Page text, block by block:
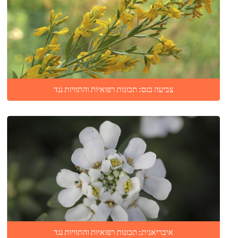
צביעה בגס: תכונות רפואיות והתוויות נגד
איבריאנית: תכונות רפואיות והתוויות נגד